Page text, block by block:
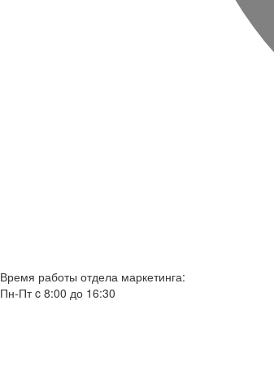
Время работы отдела маркетинга:
Пн-Пт c 8:00 до 16:30